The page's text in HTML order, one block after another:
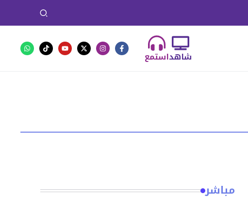
استمعشاهد
مباشر